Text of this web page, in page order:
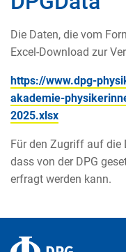
Die Daten, die vom
Excel-Download zur
https://www.dpg-
akademie-
2025.xlsx
Für den Zugriff auf die
dass von der DPG
erfragt werden kann.